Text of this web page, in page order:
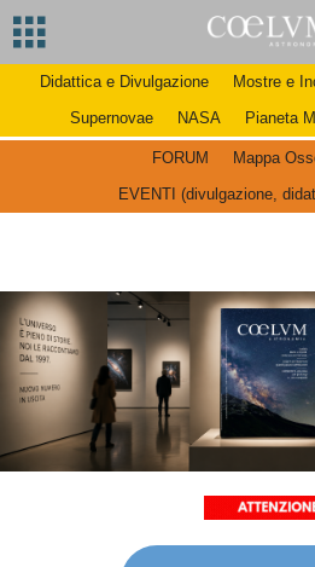
Didattica e Divulgazione Mostre e
Supernovae
NASA Pianeta
FORUM
Mappa
EVENTI (divulgazione,